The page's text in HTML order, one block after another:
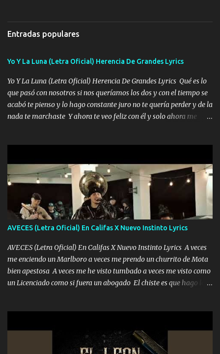
años solo pienso en ti mami no me crees se que no me crees
Música Amar me duele estoy rodeado de mujeres pero solo
pasión en la troca tus labios besándome yo quitándote la ropa no
quiero que sea nunca con otra yo quiero llevarte a la Luna y si
quieres en ese momento te pido que seas mi esposa Chingada
madre no quiero dejar de tenerte no ayuda la p'uta loquera y al
chile quisiera ser menos de ti dependiente la pinche tristeza me
encierra princesa tu sabes que nunca saldras de mi mente Ella era
Entradas populares
Yo Y La Luna (Letra Oficial) Herencia De Grandes Lyrics
Yo Y La Luna (Letra Oficial) Herencia De Grandes Lyrics Qué es lo
que pasó con nosotros si nos queríamos los dos y con el tiempo se
acabó te pienso y lo hago constante juro no te quería perder y de la
nada te marchaste Y ahora te veo feliz con él y solo ahora me
pero eso ya no va a pasar me perderé en la soledad Porque me
mirabas bonito si yo no fui el final feliz el final fue triste pa mí Y
duele no tenerte aquí sabiendo que moría por ti yo y la luna
cantamos y por ti nos embriagamos Quién sabe qué será de mí si
contigo fui muy feliz a lo mejor no lloró pero muy en el fondo te
adoro
AVECES (Letra Oficial) En Califas X Nuevo Instinto Lyrics
AVECES (Letra Oficial) En Califas X Nuevo Instinto Lyrics A veces
me enciendo un Marlboro a veces me prendo un churrito de Mota
bien apestosa A veces me he visto tumbado a veces me visto como
un Licenciado como si fuera un abogado El chiste es que hago lo
corriente no quieren verte subir de level trucha mis plebes Música
A veces me pongo un sombrero a veces me ven la cachucha de lado